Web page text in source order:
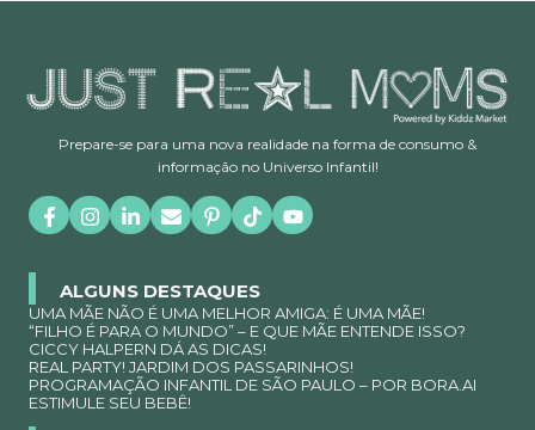
Prepare-se para uma nova realidade na forma de consumo &
informação no Universo Infantil!
ALGUNS DESTAQUES
UMA MÃE NÃO É UMA MELHOR AMIGA: É UMA MÃE!
“FILHO É PARA O MUNDO” – E QUE MÃE ENTENDE ISSO?
CICCY HALPERN DÁ AS DICAS!
REAL PARTY! JARDIM DOS PASSARINHOS!
PROGRAMAÇÃO INFANTIL DE SÃO PAULO – POR BORA.AI
ESTIMULE SEU BEBÊ!